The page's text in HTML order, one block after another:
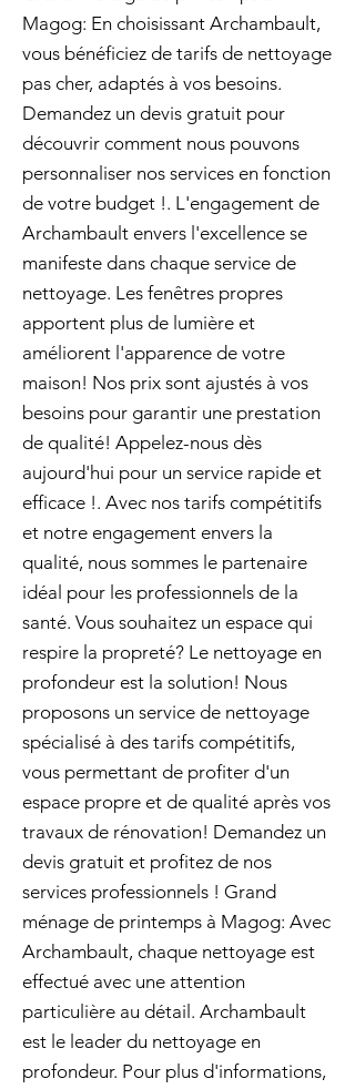
Magog: En choisissant Archambault,
vous bénéficiez de tarifs de nettoyage
pas cher, adaptés à vos besoins.
Demandez un devis gratuit pour
découvrir comment nous pouvons
personnaliser nos services en fonction
de votre budget !. L'engagement de
Archambault envers l'excellence se
manifeste dans chaque service de
nettoyage. Les fenêtres propres
apportent plus de lumière et
améliorent l'apparence de votre
maison! Nos prix sont ajustés à vos
besoins pour garantir une prestation
de qualité! Appelez-nous dès
aujourd'hui pour un service rapide et
efficace !. Avec nos tarifs compétitifs
et notre engagement envers la
qualité, nous sommes le partenaire
idéal pour les professionnels de la
santé. Vous souhaitez un espace qui
respire la propreté? Le nettoyage en
profondeur est la solution! Nous
proposons un service de nettoyage
spécialisé à des tarifs compétitifs,
vous permettant de profiter d'un
espace propre et de qualité après vos
travaux de rénovation! Demandez un
devis gratuit et profitez de nos
services professionnels ! Grand
ménage de printemps à Magog: Avec
Archambault, chaque nettoyage est
effectué avec une attention
particulière au détail. Archambault
est le leader du nettoyage en
profondeur. Pour plus d'informations,